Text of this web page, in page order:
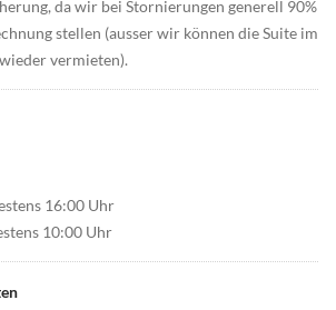
da wir bei Stornierungen generell 90%
stellen (ausser wir können die Suite im
vermieten).
16:00 Uhr
10:00 Uhr